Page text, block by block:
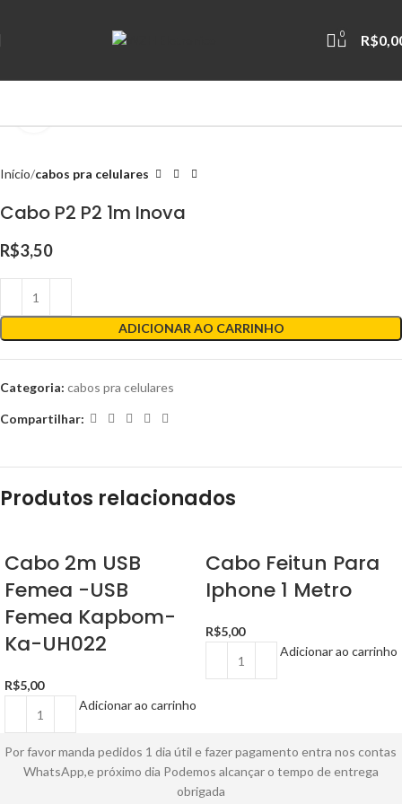
0 R$
Início cabos pra celulares
Cabo P2 P2 1m Inova
R$3,50
ADICIONAR AO CARRINHO
Categoria: cabos pra celulares
Compartilhar:
Produtos relacionados
Cabo 2m USB
Femea -USB
Femea Kapbom-
Ka-UH022
R$5,00
Adicionar ao carrinho
Cabo Feitun Para
Iphone 1 Metro
R$5,00
Adicionar ao carrinho
Por favor manda pedidos 1 dia útil e fazer pagamento entra nos contas
WhatsApp,e próximo dia Podemos alcançar o tempo de entrega
obrigada